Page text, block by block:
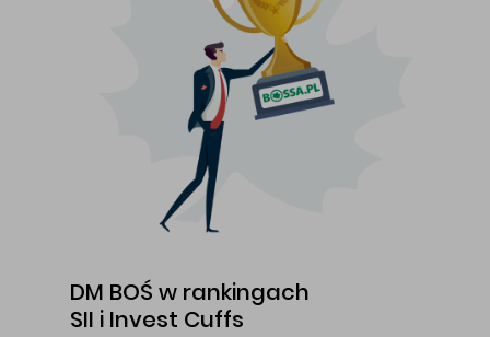
DM BOŚ w rankingach
SII i Invest Cuffs